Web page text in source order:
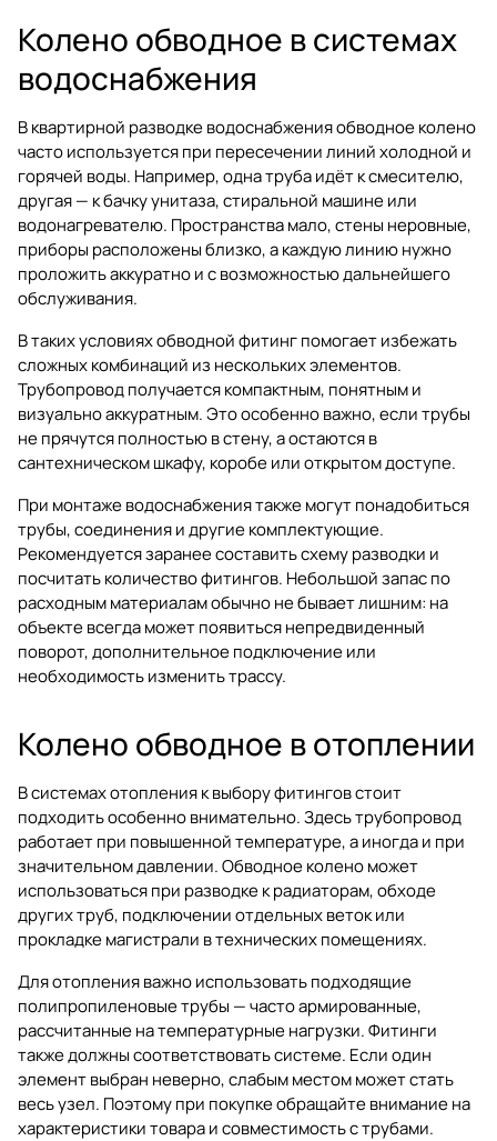
Колено обводное в системах
водоснабжения
В квартирной разводке водоснабжения обводное колено
часто используется при пересечении линий холодной и
горячей воды. Например, одна труба идёт к смесителю,
другая — к бачку унитаза, стиральной машине или
водонагревателю. Пространства мало, стены неровные,
приборы расположены близко, а каждую линию нужно
проложить аккуратно и с возможностью дальнейшего
обслуживания.
В таких условиях обводной фитинг помогает избежать
сложных комбинаций из нескольких элементов.
Трубопровод получается компактным, понятным и
визуально аккуратным. Это особенно важно, если трубы
не прячутся полностью в стену, а остаются в
сантехническом шкафу, коробе или открытом доступе.
При монтаже водоснабжения также могут понадобиться
трубы, соединения и другие комплектующие.
Рекомендуется заранее составить схему разводки и
посчитать количество фитингов. Небольшой запас по
расходным материалам обычно не бывает лишним: на
объекте всегда может появиться непредвиденный
поворот, дополнительное подключение или
необходимость изменить трассу.
Колено обводное в отоплении
В системах отопления к выбору фитингов стоит
подходить особенно внимательно. Здесь трубопровод
работает при повышенной температуре, а иногда и при
значительном давлении. Обводное колено может
использоваться при разводке к радиаторам, обходе
других труб, подключении отдельных веток или
прокладке магистрали в технических помещениях.
Для отопления важно использовать подходящие
полипропиленовые трубы — часто армированные,
рассчитанные на температурные нагрузки. Фитинги
также должны соответствовать системе. Если один
элемент выбран неверно, слабым местом может стать
весь узел. Поэтому при покупке обращайте внимание на
характеристики товара и совместимость с трубами.